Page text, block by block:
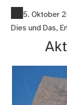
5. Oktober
Dies und Das,